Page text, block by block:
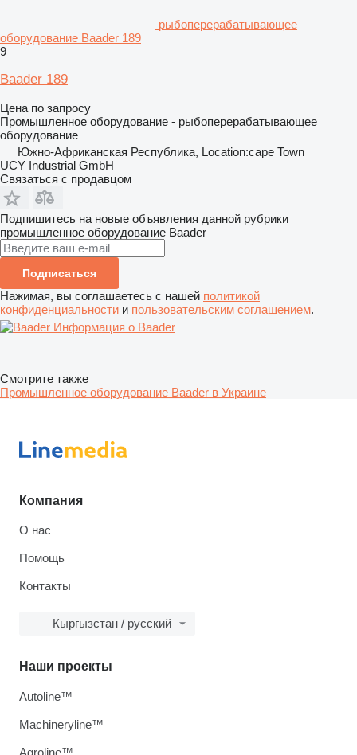
рыбоперерабатывающее
оборудование Baader 189
9
Baader 189
Цена по запросу
Промышленное оборудование - рыбоперерабатывающее
оборудование
Южно-Африканская Республика, Location:cape Town
UCY Industrial GmbH
Связаться с продавцом
Подпишитесь на новые объявления данной рубрики
промышленное оборудование Baader
Подписаться
Нажимая, вы соглашаетесь с нашей политикой
конфиденциальности и пользовательским соглашением.
Информация о Baader
Смотрите также
Промышленное оборудование Baader в Украине
Компания
О нас
Помощь
Контакты
Кыргызстан / русский
Наши проекты
Autoline™
Machineryline™
Agroline™